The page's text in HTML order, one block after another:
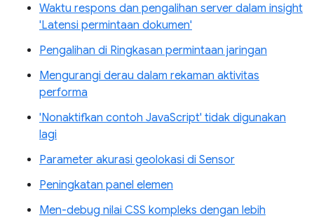
Waktu respons dan pengalihan server dalam insight
'Latensi permintaan dokumen'
Pengalihan di Ringkasan permintaan jaringan
Mengurangi derau dalam rekaman aktivitas
performa
'Nonaktifkan contoh JavaScript' tidak digunakan
lagi
Parameter akurasi geolokasi di Sensor
Peningkatan panel elemen
Men-debug nilai CSS kompleks dengan lebih